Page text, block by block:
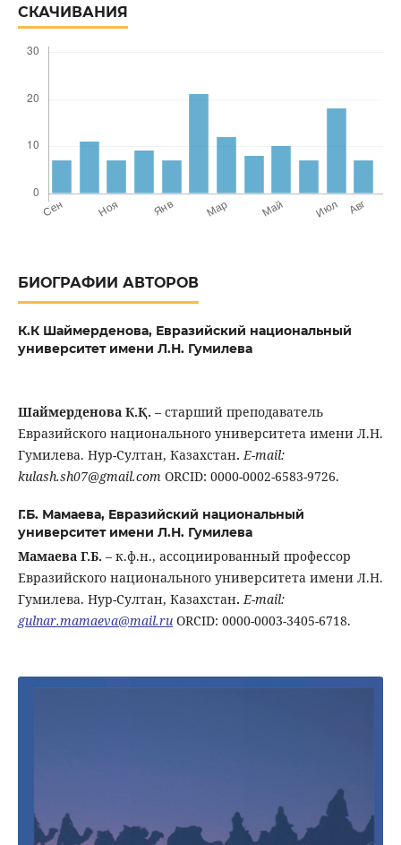
СКАЧИВАНИЯ
БИОГРАФИИ АВТОРОВ
К.К Шаймерденова, Евразийский национальный
университет имени Л.Н. Гумилева
Шаймерденова К.Қ. – старший преподаватель
Евразийского национального университета имени Л.Н.
Гумилева. Нур-Султан, Казахстан. E-mail:
kulash.sh07@gmail.com ORCID: 0000-0002-6583-9726.
Г.Б. Мамаева, Евразийский национальный
университет имени Л.Н. Гумилева
МамаеваГ.Б. – к.ф.н., ассоциированный профессор
Евразийского национального университета имени Л.Н.
Гумилева. Нур-Султан, Казахстан. E-mail:
gulnar.mamaeva@mail.ruORCID: 0000-0003-3405-6718.